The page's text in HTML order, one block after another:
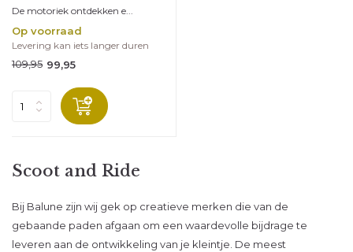
De motoriek ontdekken e...
Op voorraad
Levering kan iets langer duren
109,95 99,95
Scoot and Ride
Bij Balune zijn wij gek op creatieve merken die van de
gebaande paden afgaan om een waardevolle bijdrage te
leveren aan de ontwikkeling van je kleintje. De meest